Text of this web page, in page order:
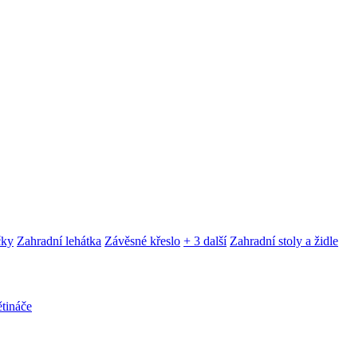
Zahradní lehátka Závěsné křeslo + 3 další Zahradní stoly a židle